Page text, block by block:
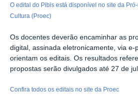
O edital do Pibis está disponível no site da
Cultura (Proec)
Os docentes deverão encaminhar as
digital, assinada eletronicamente, via e-
orientam os editais. Os resultados
propostas serão divulgados até 27 de
Confira todos os editais no site da Proec